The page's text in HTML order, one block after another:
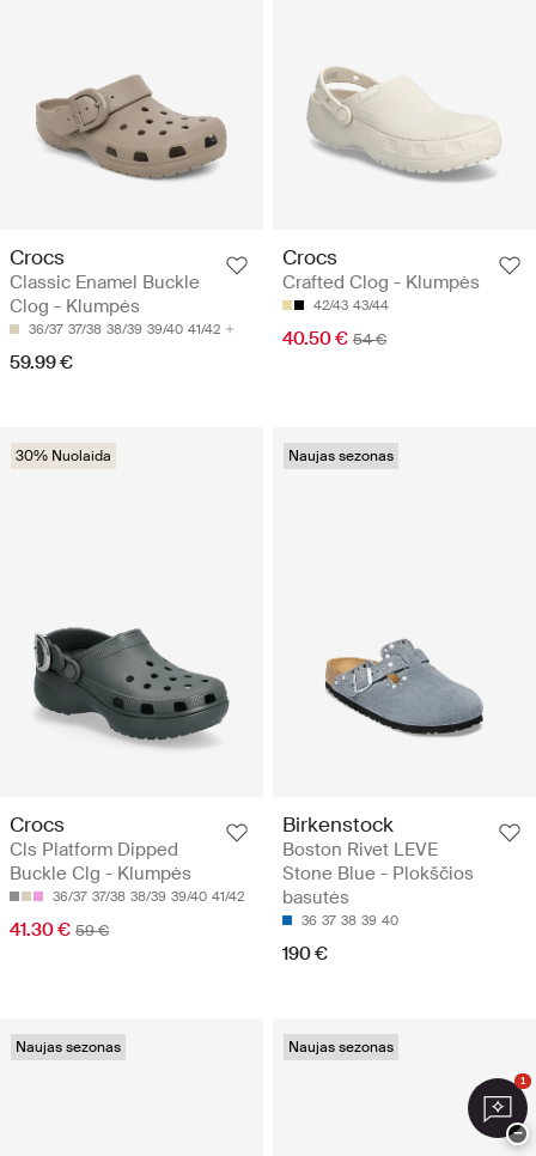
Crocs
Classic Enamel Buckle
Clog - Klumpės
36/37 37/38 38/39 39/40 41/42
59.99 €
Crocs
Crafted Clog - Klumpės
42/43 43/44
40.50 € 54 €
30% Nuolaida
Crocs
Cls Platform Dipped
Buckle Clg - Klumpės
36/37 37/38 38/39 39/40 41/42
41.30 € 59 €
Naujas sezonas
Birkenstock
Boston Rivet LEVE
Stone Blue - Plokščios
basutės
36 37 38 39 40
190 €
Naujas sezonas Naujas sezonas
1
−